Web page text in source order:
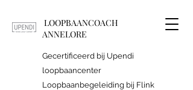
LOOPBAANCOACH
ANNELORE
Gecertificeerd bij Upendi
loopbaancenter
Loopbaanbegeleiding bij Flink